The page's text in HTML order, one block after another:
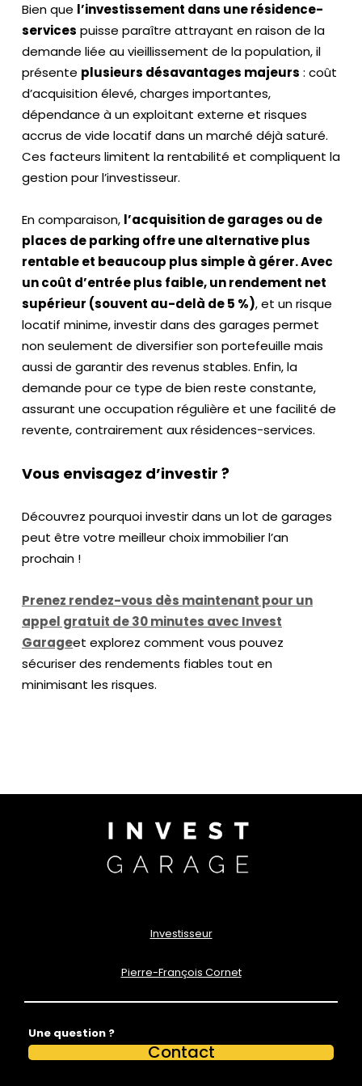
Bien que l’investissement dans une résidence-
services puisse paraître attrayant en raison de la
demande liée au vieillissement de la population, il
présente plusieurs désavantages majeurs : coût
d’acquisition élevé, charges importantes,
dépendance à un exploitant externe et risques
accrus de vide locatif dans un marché déjà saturé.
Ces facteurs limitent la rentabilité et compliquent la
gestion pour l’investisseur.
En comparaison, l’acquisition de garages ou de
places de parking offre une alternative plus
rentable et beaucoup plus simple à gérer. Avec
un coût d’entrée plus faible, un rendement net
supérieur (souvent au-delà de 5 %), et un risque
locatif minime, investir dans des garages permet
non seulement de diversifier son portefeuille mais
aussi de garantir des revenus stables. Enfin, la
demande pour ce type de bien reste constante,
assurant une occupation régulière et une facilité de
revente, contrairement aux résidences-services.
Vous envisagez d’investir ?
Découvrez pourquoi investir dans un lot de garages
peut être votre meilleur choix immobilier l’an
prochain !
Prenez rendez-vous dès maintenant pour un
appel gratuit de 30 minutes avec Invest
Garageet explorez comment vous pouvez
sécuriser des rendements fiables tout en
minimisant les risques.
Investisseur
Pierre-François Cornet
Une question ?
Contact